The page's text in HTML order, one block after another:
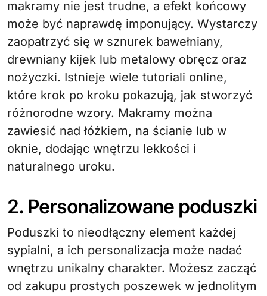
makramy nie jest trudne, a efekt końcowy
może być naprawdę imponujący. Wystarczy
zaopatrzyć się w sznurek bawełniany,
drewniany kijek lub metalowy obręcz oraz
nożyczki. Istnieje wiele tutoriali online,
które krok po kroku pokazują, jak stworzyć
różnorodne wzory. Makramy można
zawiesić nad łóżkiem, na ścianie lub w
oknie, dodając wnętrzu lekkości i
naturalnego uroku.
2. Personalizowane poduszki
Poduszki to nieodłączny element każdej
sypialni, a ich personalizacja może nadać
wnętrzu unikalny charakter. Możesz zacząć
od zakupu prostych poszewek w jednolitym